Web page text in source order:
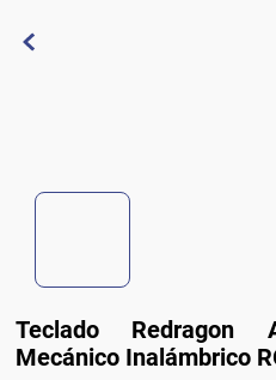
Teclado Redragon
Mecánico Inalámbrico